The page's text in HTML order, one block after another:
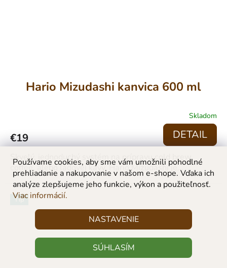
Používame cookies, aby sme vám umožnili pohodlné
prehliadanie a nakupovanie v našom e-shope. Vďaka ich
analýze zlepšujeme jeho funkcie, výkon a použiteľnosť.
Viac informácií.
NASTAVENIE
SÚHLASÍM
Hario Mizudashi kanvica 600 ml
Skladom
€19 DETAIL
Skvelý, jednoduchý systém na prípravu cold brew
coffee, alebo ľadovej kávy. Hario Mizudashi je...
Tip